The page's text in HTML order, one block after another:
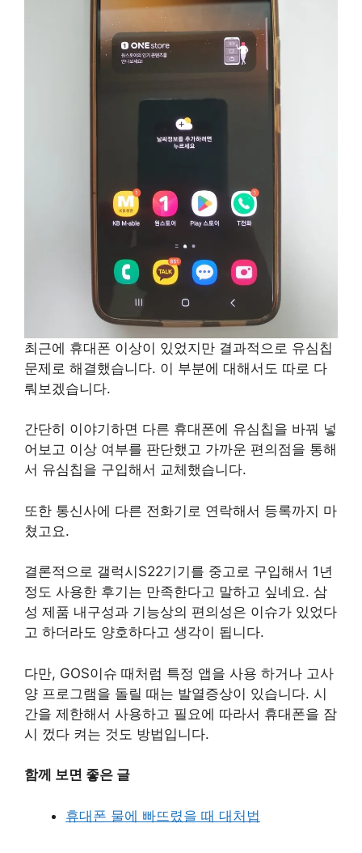
최근에 휴대폰 이상이 있었지만 결과적으로 유심칩
문제로 해결했습니다. 이 부분에 대해서도 따로 다
뤄보겠습니다.
간단히 이야기하면 다른 휴대폰에 유심칩을 바꿔 넣
어보고 이상 여부를 판단했고 가까운 편의점을 통해
서 유심칩을 구입해서 교체했습니다.
또한 통신사에 다른 전화기로 연락해서 등록까지 마
쳤고요.
결론적으로 갤럭시S22기기를 중고로 구입해서 1년
정도 사용한 후기는 만족한다고 말하고 싶네요. 삼
성 제품 내구성과 기능상의 편의성은 이슈가 있었다
고 하더라도 양호하다고 생각이 됩니다.
다만, GOS이슈 때처럼 특정 앱을 사용 하거나 고사
양 프로그램을 돌릴 때는 발열증상이 있습니다. 시
간을 제한해서 사용하고 필요에 따라서 휴대폰을 잠
시 껐다 켜는 것도 방법입니다.
함께 보면 좋은 글
휴대폰 물에 빠뜨렸을 때 대처법